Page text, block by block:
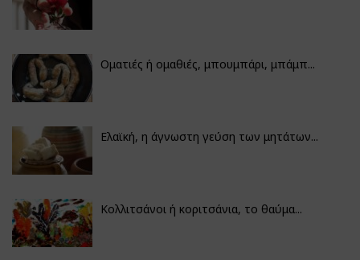
Οματιές ή ομαθιές, μπουμπάρι, μπάμπ...
Ελαϊκή, η άγνωστη γεύση των μητάτων...
Κολλιτσάνοι ή κοριτσάνια, το θαύμα...